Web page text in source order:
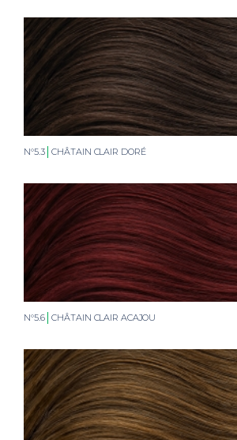
N°5.3 CHÂTAIN CLAIR DORÉ
N°5.6 CHÂTAIN CLAIR ACAJOU